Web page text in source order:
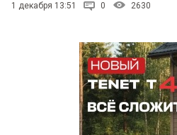
1 декабря 13:51 0 2630